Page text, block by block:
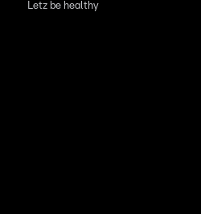
Letz be healthy